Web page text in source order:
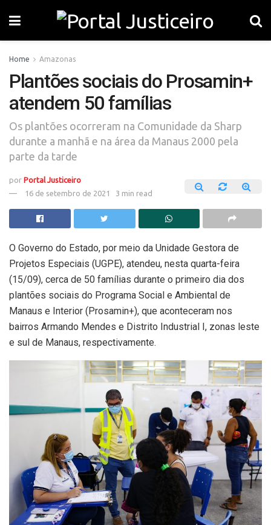
Home Amazonas
Plantões sociais do Prosamin+
atendem 50 famílias
Os plantões ocorreram na Comunidade da Sharp
durante a manhã e na área da Manaus 2000 pela
parte da tarde
por Portal Justiceiro
16 de setembro de 2021
3 min read
O Governo do Estado, por meio da Unidade Gestora de
Projetos Especiais (UGPE), atendeu, nesta quarta-feira
(15/09), cerca de 50 famílias durante o primeiro dia dos
plantões sociais do Programa Social e Ambiental de
Manaus e Interior (Prosamin+), que aconteceram nos
bairros Armando Mendes e Distrito Industrial I, zonas leste
e sul de Manaus, respectivamente.